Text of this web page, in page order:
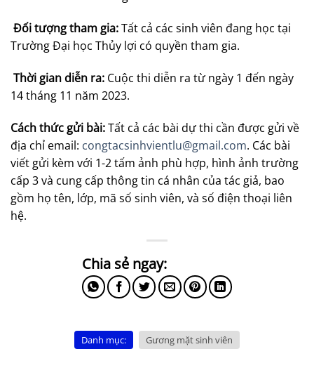
Đối tượng tham gia:Tất cả các sinh viên đang học tại
Trường Đại học Thủy lợi có quyền tham gia.
Thời gian diễn ra: Cuộc thi diễn ra từ ngày 1 đến ngày
14 tháng 11 năm 2023.
Cách thức gửi bài:Tất cả các bài dự thi cần được gửi về
địa chỉ email: congtacsinhvientlu@gmail.com. Các bài
viết gửi kèm với 1-2 tấm ảnh phù hợp, hình ảnh trường
cấp 3 và cung cấp thông tin cá nhân của tác giả, bao
gồm họ tên, lớp, mã số sinh viên, và số điện thoại liên
hệ.
Danh mục: Gương mặt sinh viên